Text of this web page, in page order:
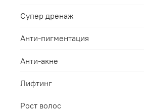
Супер дренаж
Анти-пигментация
Анти-акне
Лифтинг
Рост волос